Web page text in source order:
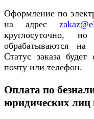
Оформление по
на адрес
круглосуточно,
обрабатываются
Статус заказа
почту или телефон.
Оплата по
юридических